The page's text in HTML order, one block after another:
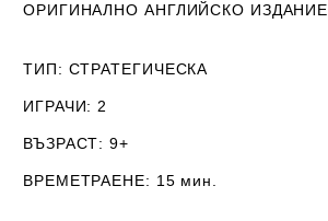
ОРИГИНАЛНО АНГЛИЙСКО ИЗДАНИЕ
ТИП: СТРАТЕГИЧЕСКА
ИГРАЧИ: 2
ВЪЗРАСТ: 9+
ВРЕМЕТРАЕНЕ: 15 мин.